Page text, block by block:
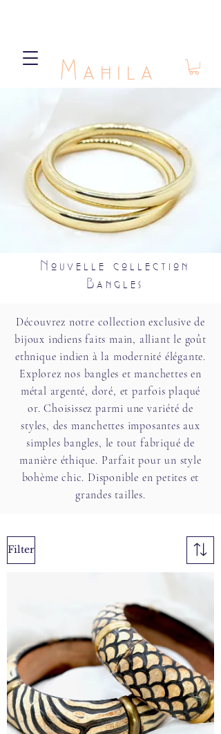
Mahila
Nouvelle collection
Bangles
Découvrez notre collection exclusive de
bijoux indiens faits main, alliant le goût
ethnique indien à la modernité élégante.
Explorez nos bangles et manchettes en
métal argenté, doré, et parfois plaqué
or. Choisissez parmi une variété de
styles, des manchettes imposantes aux
simples bangles, le tout fabriqué de
manière éthique. Parfait pour un style
bohème chic. Disponible en petites et
grandes tailles.
Filter